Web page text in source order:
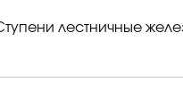
лестничные